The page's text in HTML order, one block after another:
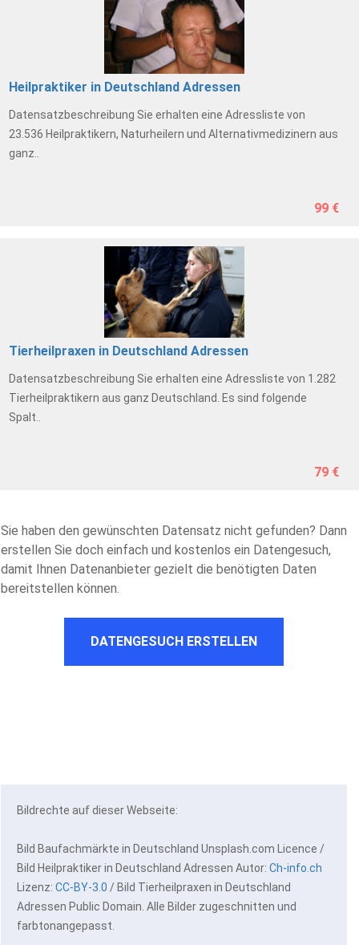
Heilpraktiker in Deutschland Adressen
Datensatzbeschreibung Sie erhalten eine Adressliste von
23.536 Heilpraktikern, Naturheilern und Alternativmedizinern aus
ganz..
99 €
Tierheilpraxen in Deutschland Adressen
Datensatzbeschreibung Sie erhalten eine Adressliste von 1.282
Tierheilpraktikern aus ganz Deutschland. Es sind folgende
Spalt..
79 €
Sie haben den gewünschten Datensatz nicht gefunden? Dann
erstellen Sie doch einfach und kostenlos ein Datengesuch,
damit Ihnen Datenanbieter gezielt die benötigten Daten
bereitstellen können.
DATENGESUCH ERSTELLEN
Bildrechte auf dieser Webseite:
Bild Baufachmärkte in Deutschland Unsplash.com Licence /
Bild Heilpraktiker in Deutschland Adressen Autor: Ch-info.ch
Lizenz: CC-BY-3.0 / Bild Tierheilpraxen in Deutschland
Adressen Public Domain. Alle Bilder zugeschnitten und
farbtonangepasst.